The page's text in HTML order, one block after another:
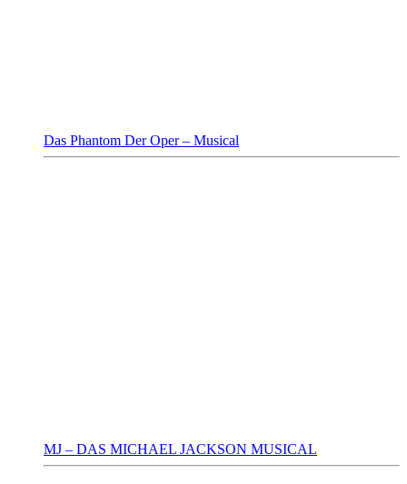
Das Phantom Der Oper – Musical
MJ – DAS MICHAEL JACKSON MUSICAL